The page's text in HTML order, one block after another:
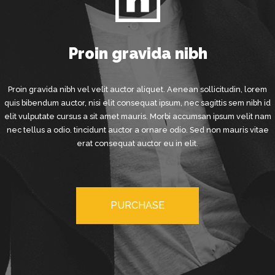
Proin gravida nibh
Proin gravida nibh vel velit auctor aliquet. Aenean sollicitudin, lorem
quis bibendum auctor, nisi elit consequat ipsum, nec sagittis sem nibh id
elit vulputate cursus a sit amet mauris. Morbi accumsan ipsum velit nam
nec tellus a odio. tincidunt auctor a ornare odio. Sed non mauris vitae
erat consequat auctor eu in elit.
PURCHASE